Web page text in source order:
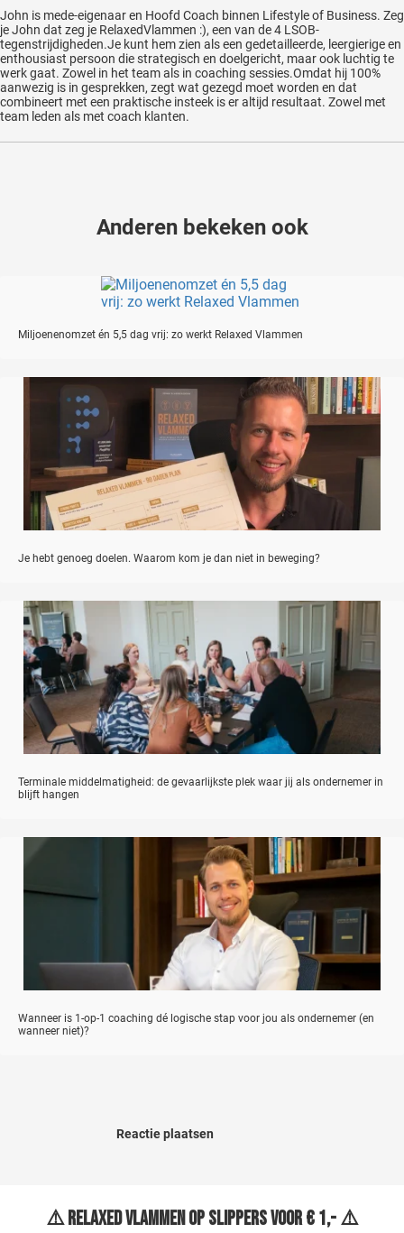
John is mede-eigenaar en Hoofd Coach binnen Lifestyle of Business. Zeg
je John dat zeg je RelaxedVlammen :), een van de 4 LSOB-
tegenstrijdigheden.Je kunt hem zien als een gedetailleerde, leergierige en
enthousiast persoon die strategisch en doelgericht, maar ook luchtig te
werk gaat. Zowel in het team als in coaching sessies.Omdat hij 100%
aanwezig is in gesprekken, zegt wat gezegd moet worden en dat
combineert met een praktische insteek is er altijd resultaat. Zowel met
team leden als met coach klanten.
Anderen bekeken ook
Miljoenenomzet én 5,5 dag vrij: zo werkt Relaxed Vlammen
Je hebt genoeg doelen. Waarom kom je dan niet in beweging?
Terminale middelmatigheid: de gevaarlijkste plek waar jij als ondernemer in
blijft hangen
Wanneer is 1-op-1 coaching dé logische stap voor jou als ondernemer (en
wanneer niet)?
Reactie plaatsen
⚠️ Relaxed Vlammen op Slippers voor € 1,- ⚠️